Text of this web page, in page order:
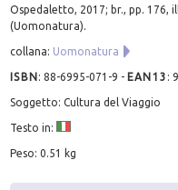
Ospedaletto, 2017; br., pp. 176,
(Uomonatura).
collana: Uomonatura
ISBN:88-6995-071-9 - EAN13 :
Soggetto: Cultura del Viaggio
Testo in:
Peso: 0.51 kg